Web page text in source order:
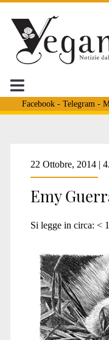
Facebook- Telegram -
Tag:
22 Ottobre, 2014 |
Emy
Si legge in circa: < 1